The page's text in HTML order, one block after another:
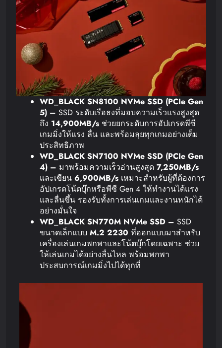
WD_BLACK SN8100 NVMe SSD (PCIe Gen
5) – SSD ระดับเรือธงที่มอบความเร็วแรงสูงสุด
ถึง 14,900MB/s ช่วยยกระดับการอัปเกรดพีซี
เกมมิ่งให้แรง ลื่น และพร้อมลุยทุกเกมอย่างเต็ม
ประสิทธิภาพ
WD_BLACK SN7100 NVMe SSD (PCIe Gen
4) – มาพร้อมความเร็วอ่านสูงสุด 7,250MB/s
และเขียน 6,900MB/s เหมาะสำหรับผู้ที่ต้องการ
อัปเกรดโน้ตบุ๊กหรือพีซี Gen 4 ให้ทำงานได้แรง
และลื่นขึ้น รองรับทั้งการเล่นเกมและงานหนักได้
อย่างมั่นใจ
WD_BLACK SN770M NVMe SSD – SSD
ขนาดเล็กแบบ M.2 2230 ที่ออกแบบมาสำหรับ
เครื่องเล่นเกมพกพาและโน้ตบุ๊กโดยเฉพาะ ช่วย
ให้เล่นเกมได้อย่างลื่นไหล พร้อมพกพา
ประสบการณ์เกมมิ่งไปได้ทุกที่